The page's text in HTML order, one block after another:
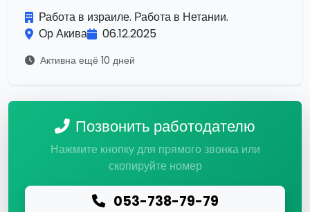
Работа в израиле. Работа в Нетании.
Ор Акива
06.12.2025
Активна ещё 10 дней
Позвонить работодателю
Нажмите кнопку для прямого звонка или
скопируйте номер
053-738-79-79